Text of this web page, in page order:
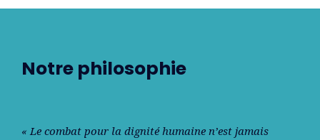
Notre philosophie
« Le combat pour la dignité humaine n’est jamais